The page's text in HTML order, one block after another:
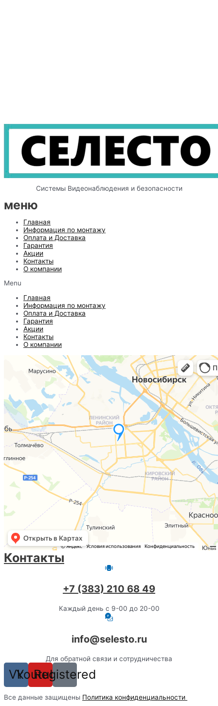
Системы Видеонаблюдения и безопасности
меню
Главная
Информация по монтажу
Оплата и Доставка
Гарантия
Акции
Контакты
О компании
Menu
Главная
Информация по монтажу
Оплата и Доставка
Гарантия
Акции
Контакты
О компании
Контакты
+7 (383) 210 68 49
Каждый день с 9-00 до 20-00
info@selesto.ru
Для обратной связи и сотрудничества
VkYoutube
Registered
Вcе данные защищены Политика конфиденциальности